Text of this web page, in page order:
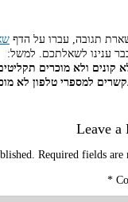
תגובה, עברו על הדף
ענינו לשאלתכם. למשל:
קונים ולא מוכרים
למספרי טלפון לא
Leave a
Required fields are
*